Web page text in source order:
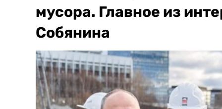
мусора. Главное из
Собянина